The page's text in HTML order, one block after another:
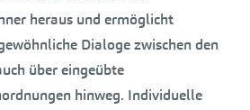
heraus und ermöglicht
Dialoge zwischen den
über eingeübte
hinweg. Individuelle